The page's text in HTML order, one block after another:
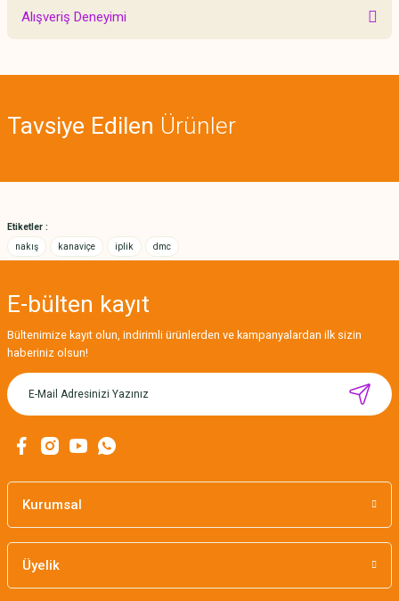
Bu ürünün fiyat bilgisi, resim, ürün açıklamalarında ve diğer konularda
yetersiz gördüğünüz noktaları öneri formunu kullanarak tarafımıza
Ürün açıklamasında eksik bilgiler bulunuyor.
Alışveriş Deneyimi
Tavsiye Edilen Ürünler
MIKNATISLI İĞNE TUTUCU-BAHAR
Etiketler :
nakış
kanaviçe iplik dmc
E-bülten kayıt
Bültenimize kayıt olun, indirimli ürünlerden ve kampanyalardan ilk sizin
haberiniz olsun!
Kurumsal
Üyelik